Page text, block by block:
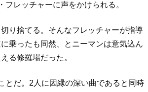
レッチャーに声をかけられる。
り捨てる。そんなフレッチャーが指導
乗ったも同然、とニーマンは意気込ん
る修羅場だった。
とだ。2人に因縁の深い曲であると同時